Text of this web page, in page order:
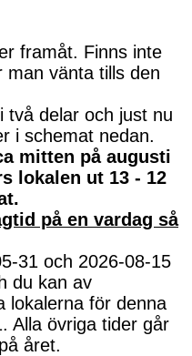
framåt. Finns inte
vänta tills den
två delar och just nu
i schemat nedan.
mitten på augusti
lokalen ut 13 - 12
på en vardag så
31 och 2026-08-15
du kan av
lokalerna för denna
Alla övriga tider går
året.